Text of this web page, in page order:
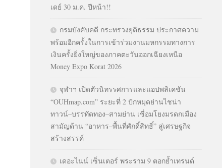
เดย์ 30 ม.ค. ปีหน้า!!
กรมบังคับคดี กระทรวงยุติธรรม ประกาศความ
พร้อมอีกครั้งในการเข้าร่วมงานมหกรรมทางการ
เงินครั้งยิ่งใหญ่ของภาคตะวันออกเฉียงเหนือ
Money Expo Korat 2026
จุฬาฯ เปิดตัวนิทรรศการและแอปพลิเคชัน
“OUHmap.com” ระยะที่ 2 ปักหมุดย่านไชน่า
ทาวน์–บรรทัดทอง–สามย่าน เชื่อมโยงมรดกเมือง
สามัญด้าน “อาหาร–พื้นที่ศักดิ์สิทธิ์” สู่เศรษฐกิจ
สร้างสรรค์
เดอะไนน์ เซ็นเตอร์ พระราม 9 ตอกย้ำเทรนด์